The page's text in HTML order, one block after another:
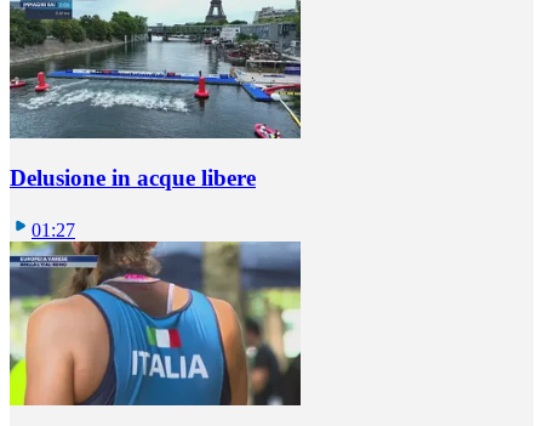
Delusione in acque libere
01:27